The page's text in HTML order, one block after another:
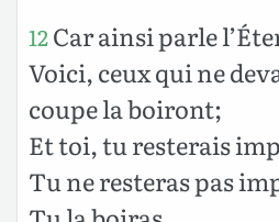
12Car ainsi parle
Voici, ceux qui ne
coupe la boiront;
Et toi, tu resterais
Tu ne resteras pas